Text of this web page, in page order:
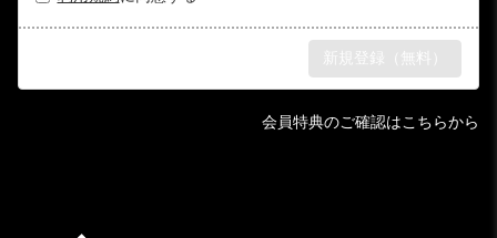
会員特典のご確認はこちらから